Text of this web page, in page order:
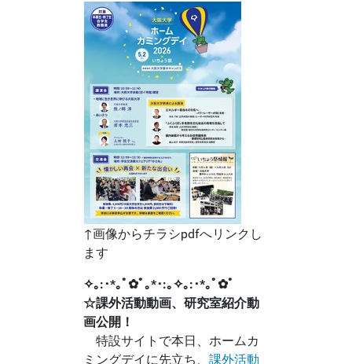
↑画像からチラシpdfへリンクし
ます
✧｡:･*｡ﾟ✿ﾟ｡*･:｡✧｡:･*｡ﾟ✿ﾟ
☆課外活動動画、研究室紹介動
画公開！
特設サイトで本日、ホームカ
ミングデイに先立ち、 課外活動